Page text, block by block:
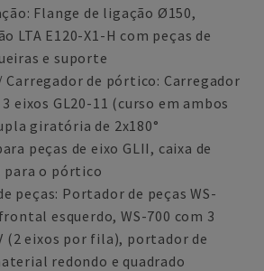
Flange de ligação Ø150,
LTA E120-X1-H com peças de
e suporte
de pórtico: Carregador
eixos GL20-11 (curso em ambos
giratória de 2x180°
peças de eixo GLII, caixa de
para o pórtico
peças: Portador de peças WS-
esquerdo, WS-700 com 3
(2 eixos por fila), portador de
redondo e quadrado